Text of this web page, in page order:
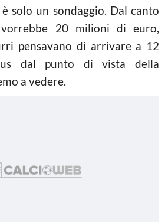
solo un sondaggio. Dal canto
vorrebbe 20 milioni di euro,
pensavano di arrivare a 12
dal punto di vista della
a vedere.